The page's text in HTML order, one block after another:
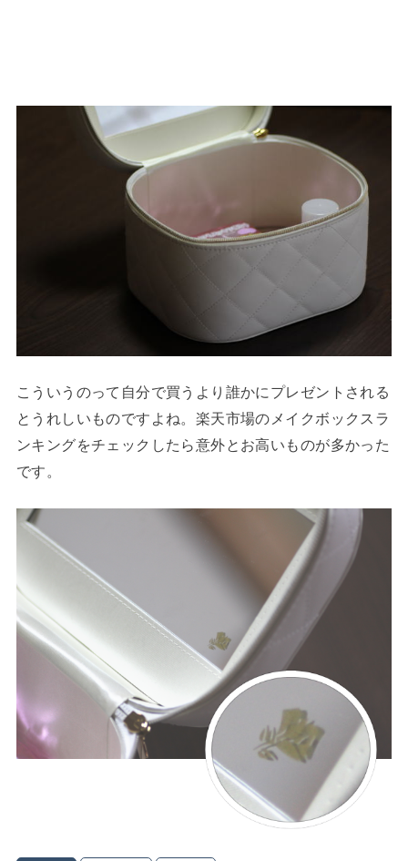
こういうのって自分で買うより誰かにプレゼントされる
とうれしいものですよね。楽天市場のメイクボックスラ
ンキングをチェックしたら意外とお高いものが多かった
です。